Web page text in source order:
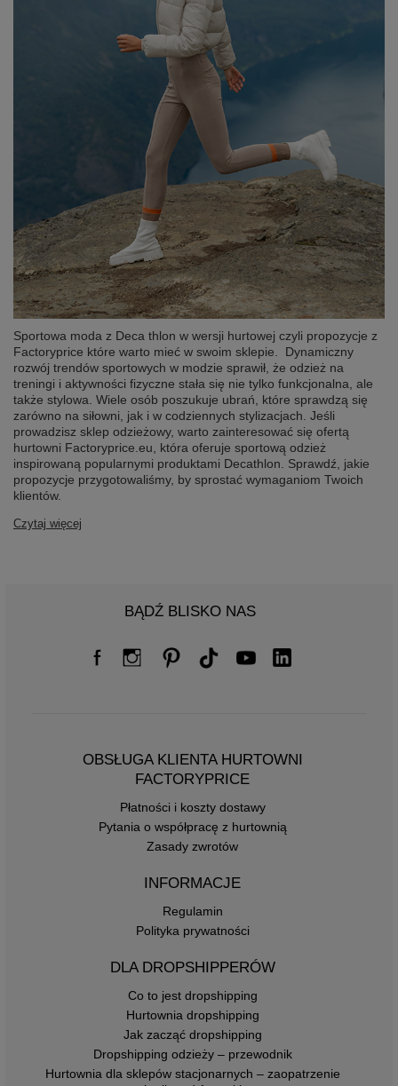
Sportowa moda z Deca thlon w wersji hurtowej czyli propozycje z
Factoryprice które warto mieć w swoim sklepie. Dynamiczny
rozwój trendów sportowych w modzie sprawił, że odzież na
treningi i aktywności fizyczne stała się nie tylko funkcjonalna, ale
także stylowa. Wiele osób poszukuje ubrań, które sprawdzą się
zarówno na siłowni, jak i w codziennych stylizacjach. Jeśli
prowadzisz sklep odzieżowy, warto zainteresować się ofertą
hurtowni Factoryprice.eu, która oferuje sportową odzież
inspirowaną popularnymi produktami Decathlon. Sprawdź, jakie
propozycje przygotowaliśmy, by sprostać wymaganiom Twoich
klientów.
Czytaj więcej
BĄDŹ BLISKO NAS
OBSŁUGA KLIENTA HURTOWNI
FACTORYPRICE
Płatności i koszty dostawy
Pytania o współpracę z hurtownią
Zasady zwrotów
INFORMACJE
Regulamin
Polityka prywatności
DLA DROPSHIPPERÓW
Co to jest dropshipping
Hurtownia dropshipping
Jak zacząć dropshipping
Dropshipping odzieży – przewodnik
Hurtownia dla sklepów stacjonarnych – zaopatrzenie